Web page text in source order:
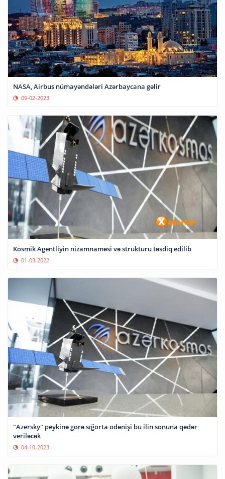
NASA, Airbus nümayəndələri Azərbaycana gəlir
09-02-2023
Kosmik Agentliyin nizamnaməsi və strukturu təsdiq edilib
01-03-2022
"Azersky" peykinə görə sığorta ödənişi bu ilin sonuna qədər
veriləcək
04-10-2023